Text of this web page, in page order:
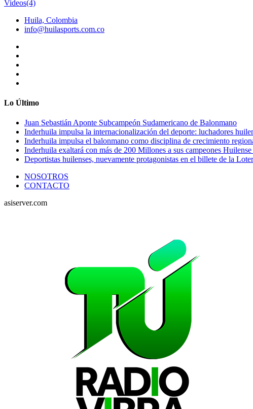
Videos(4)
Huila, Colombia
info@huilasports.com.co
Lo Último
Juan Sebastián Aponte Subcampeón Sudamericano de Balonmano
Inderhuila impulsa la internacionalización del deporte: luchadores
Inderhuila impulsa el balonmano como disciplina de crecimiento
Inderhuila exaltará con más de 200 Millones a sus campeones
Deportistas huilenses, nuevamente protagonistas en el billete de la
NOSOTROS
CONTACTO
asiserver.com